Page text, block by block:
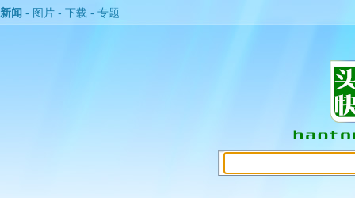
新闻 - 图片 - 下载 - 专题